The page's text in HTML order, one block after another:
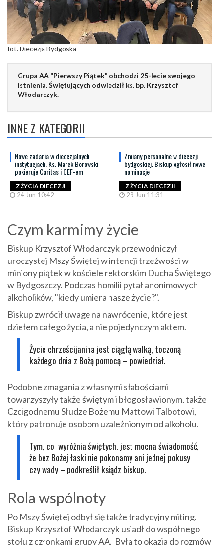
fot. Diecezja Bydgoska
Grupa AA "Pierwszy Piątek" obchodzi 25-lecie swojego
istnienia. Świętujących odwiedził ks. bp. Krzysztof
Włodarczyk.
INNE Z KATEGORII
Nowe zadania w diecezjalnych
instytucjach. Ks. Marek Borowski
pokieruje Caritas i CEF-em
Z ŻYCIA DIECEZJI
24 Jun 10:42
Zmiany personalne w diecezji
bydgoskiej. Biskup ogłosił nowe
nominacje
Z ŻYCIA DIECEZJI
23 Jun 11:31
Czym karmimy życie
Biskup Krzysztof Włodarczyk przewodniczył
uroczystej Mszy Świętej w intencji trzeźwości w
miniony piątekw kościele rektorskim Ducha Świętego
w Bydgoszczy. Podczas homilii pytał anonimowych
alkoholików, "kiedy umiera nasze życie?".
Biskup zwrócił uwagę na nawrócenie, które jest
dziełem całego życia, a nie pojedynczym aktem.
Życie chrześcijanina jest ciągłą walką, toczoną
każdego dnia z Bożą pomocą – powiedział.
Podobne zmagania z własnymi słabościami
towarzyszyły także świętym i błogosławionym, także
Czcigodnemu Słudze Bożemu Mattowi Talbotowi,
który patronuje osobom uzależnionym od alkoholu.
Tym, co wyróżnia świętych, jest mocna świadomość,
że bez Bożej łaski nie pokonamy ani jednej pokusy
czy wady – podkreślił ksiądz biskup.
Rola wspólnoty
Po Mszy Świętej odbył się także tradycyjny miting.
Biskup Krzysztof Włodarczyk usiadł do współnego
stołu z członkami grupy AA. Była to okazja do rozmów